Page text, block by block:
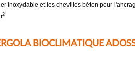
inoxydable et les chevilles béton pour
2
BIOCLIMATIQUE